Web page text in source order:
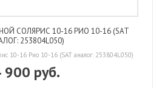
СОЛЯРИС 10-16 РИО 10-16 (SAT
253804L050)
10-16 Рио 10-16 (SAT аналог: 253804L050)
900 руб.